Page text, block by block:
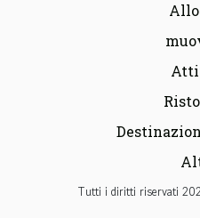
Tutti i diritti riservati